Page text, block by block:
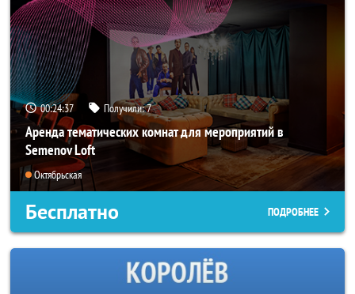
00:24:36 Получили:7
Аренда тематических комнат для мероприятий в
Semenov Loft
Октябрьская
Бесплатно ПОДРОБНЕЕ